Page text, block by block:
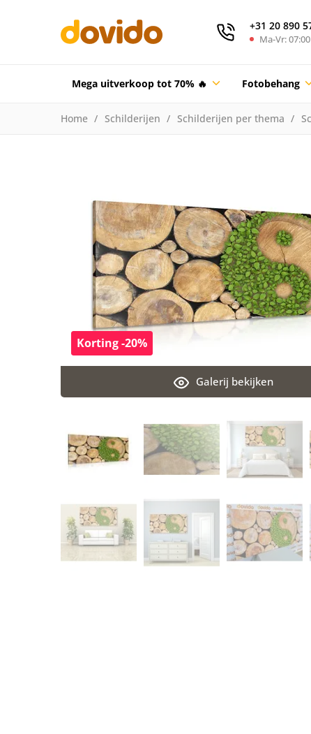
+31 20 890
Ma-Vr:
Mega uitverkoop tot 70% 🔥 Fotobehang
Home Schilderijen Schilderijen per thema
Galerij bekijken
Korting -20%